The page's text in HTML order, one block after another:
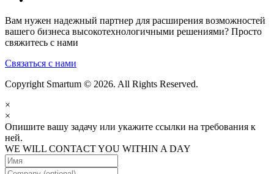
Вам нужен надежный партнер для расширения возможностей
вашего бизнеса высокотехнологичными решениями? Просто
свяжитесь с нами
Связаться с нами
Copyright Smartum © 2026. All Rights Reserved.
×
×
Опишите вашу задачу или укажите ссылки на требования к
ней.
WE WILL CONTACT YOU WITHIN A DAY